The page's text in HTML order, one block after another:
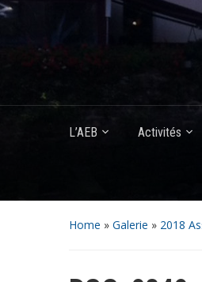
L’AEB Activités
Home » Galerie » 2018